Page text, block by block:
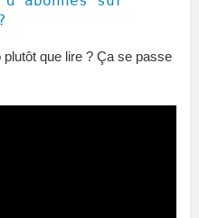
que lire ? Ça se passe